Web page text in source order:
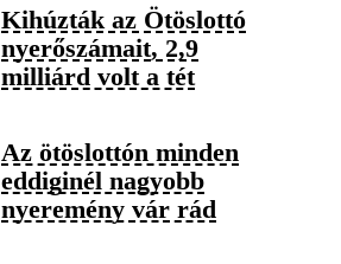
Kihúzták az Ötöslottó
nyerőszámait, 2,9
milliárd volt a tét
Az ötöslottón minden
eddiginél nagyobb
nyeremény vár rád